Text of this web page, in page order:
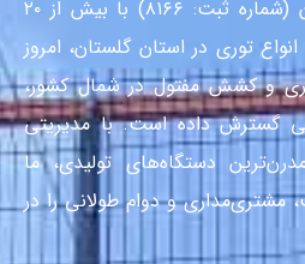
شرکت مفتول صنعت هیرکان (شماره ثبت: ۸۱۶۶) با بیش از ۲۰
توری در استان گلستان، امروز
توری و کشش مفتول در شمال کشور،
گسترش داده است. با مدیریتی
دستگاه‌های تولیدی، ما
مشتری‌مداری و دوام طولانی را در